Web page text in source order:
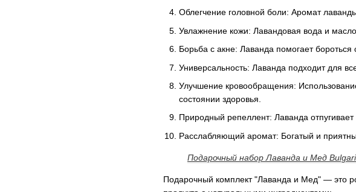
Облегчение головной боли: Аромат
Увлажнение кожи: Лавандовая вода и
Борьба с акне: Лаванда помогает
Универсальность: Лаванда подходит для
Улучшение кровообращения:
состоянии здоровья.
Природный репеллент: Лаванда
Расслабляющий аромат: Богатый и
Подарочный набор Лаванда и Мед
Подарочный комплект "Лаванда и Мед" — это